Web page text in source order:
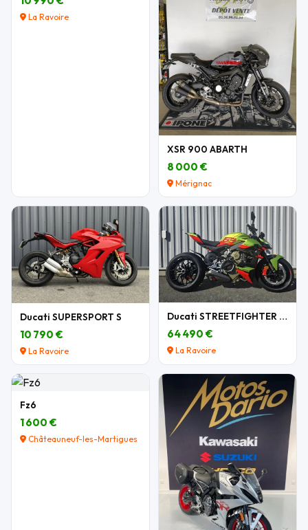
La Ravoire
XSR 900 ABARTH
8 000 €
Mérignac
Ducati SUPERSPORT S
10 790 €
La Ravoire
Ducati STREETFIGHTER V4 LAMBORGHINI N°349/630
64 490 €
La Ravoire
Fz6
1 600 €
Châteauneuf-les-Martigues